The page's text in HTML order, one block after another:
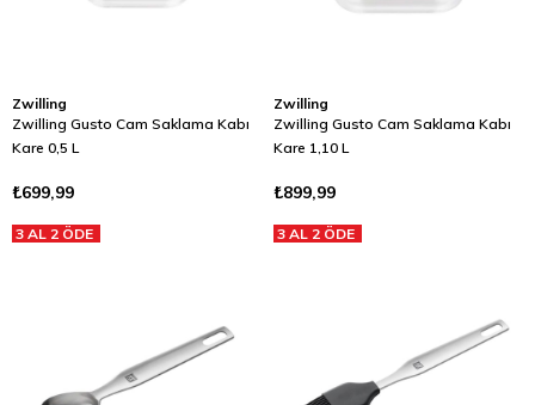
Zwilling
Zwilling Gusto Cam Saklama Kabı
Kare 0,5 L
₺699,99
3 AL 2 ÖDE
Zwilling
Zwilling Gusto Cam Saklama Kabı
Kare 1,10 L
₺899,99
3 AL 2 ÖDE